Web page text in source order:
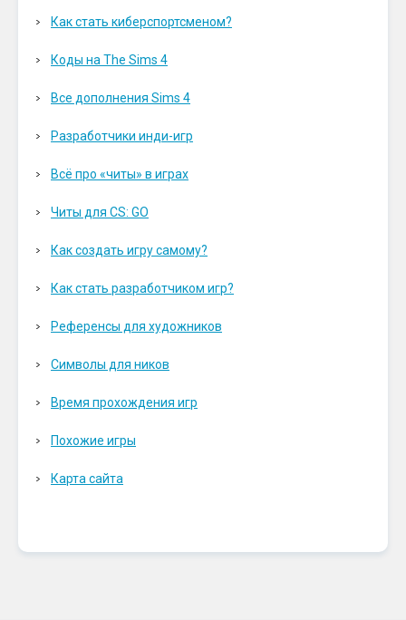
Как стать киберспортсменом?
Коды на The Sims 4
Все дополнения Sims 4
Разработчики инди-игр
Всё про «читы» в играх
Читы для CS: GO
Как создать игру самому?
Как стать разработчиком игр?
Референсы для художников
Символы для ников
Время прохождения игр
Похожие игры
Карта сайта